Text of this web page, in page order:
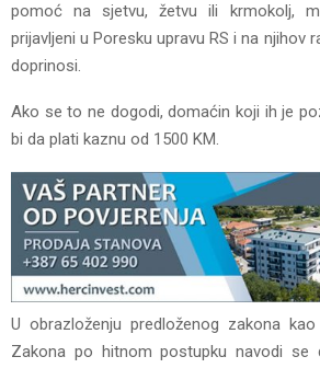
pomoć na sjetvu, žetvu ili krmokolj,
prijavljeni u Poresku upravu RS i na njihov
doprinosi.
Ako se to ne dogodi, domaćin koji ih je
bi da plati kaznu od 1500 KM.
U obrazloženju predloženog zakona
Zakona po hitnom postupku navodi se